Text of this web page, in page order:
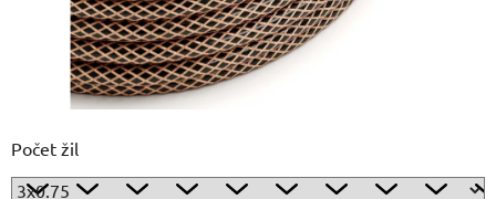
Počet žil